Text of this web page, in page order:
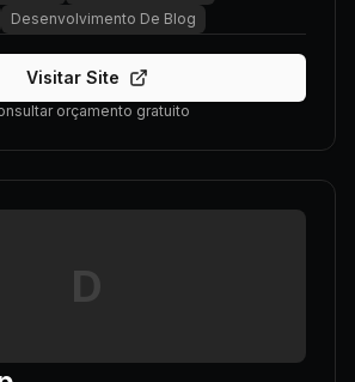
Desenvolvimento De Blog
Visitar Site
orçamento gratuito
D